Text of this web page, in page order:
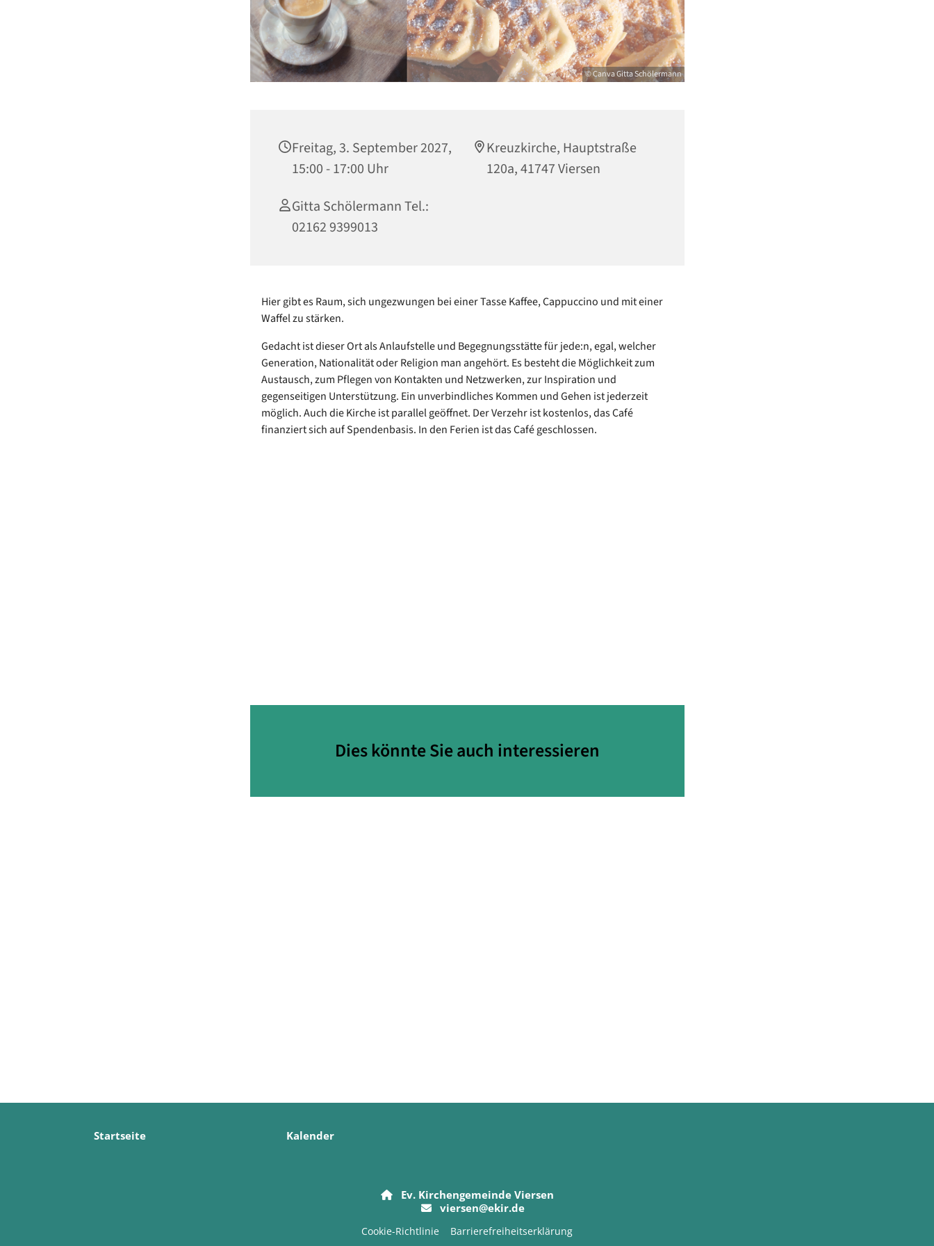
© Canva Gitta Schölermann
Freitag, 3. September 2027,
15:00 - 17:00 Uhr
Kreuzkirche, Hauptstraße
120a, 41747 Viersen
Gitta Schölermann Tel.:
02162 9399013
Hier gibt es Raum, sich ungezwungen bei einer Tasse Kaffee, Cappuccino und mit einer
Waffel zu stärken.
Gedacht ist dieser Ort als Anlaufstelle und Begegnungsstätte für jede:n, egal, welcher
Generation, Nationalität oder Religion man angehört. Es besteht die Möglichkeit zum
Austausch, zum Pflegen von Kontakten und Netzwerken, zur Inspiration und
gegenseitigen Unterstützung. Ein unverbindliches Kommen und Gehen ist jederzeit
möglich. Auch die Kirche ist parallel geöffnet. Der Verzehr ist kostenlos, das Café
finanziert sich auf Spendenbasis. In den Ferien ist das Café geschlossen.
Dies könnte Sie auch interessieren
Startseite Kalender
Ev. Kirchengemeinde Viersen
viersen@ekir.de
Cookie-Richtlinie Barrierefreiheitserklärung